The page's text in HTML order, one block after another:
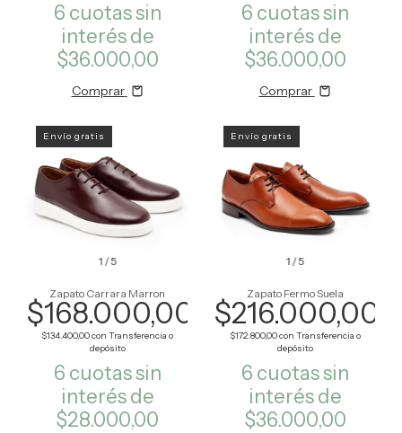
6 cuotas sin
interés de
$36.000,00
Comprar
6 cuotas sin
interés de
$36.000,00
Comprar
1 /5
Envío gratis
Zapato Carrara Marron
$168.000,00
$134.400,00con Transferencia o
depósito
6 cuotas sin
interés de
$28.000,00
1 /5
Envío gratis
Zapato Fermo Suela
$216.000,00
$172.800,00con Transferencia o
depósito
6 cuotas sin
interés de
$36.000,00